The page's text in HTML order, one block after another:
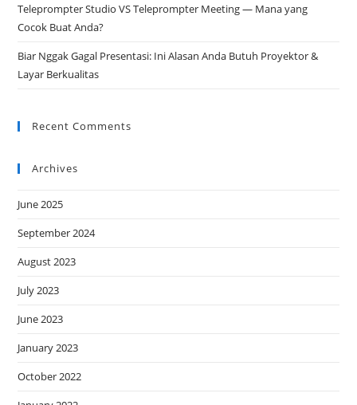
Teleprompter Studio VS Teleprompter Meeting — Mana yang
Cocok Buat Anda?
Biar Nggak Gagal Presentasi: Ini Alasan Anda Butuh Proyektor &
Layar Berkualitas
Recent Comments
Archives
June 2025
September 2024
August 2023
July 2023
June 2023
January 2023
October 2022